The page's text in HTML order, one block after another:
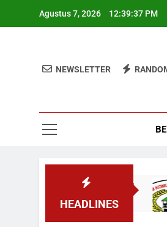
Agustus 7, 2026 12:39:38 PM
NEWSLETTER
HEADLINES
Industrialisasi Maju